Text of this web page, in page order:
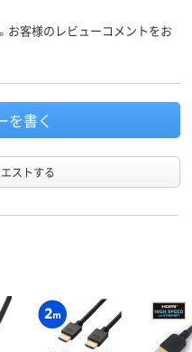
お客様のレビューコメントをお
を書く
ストする